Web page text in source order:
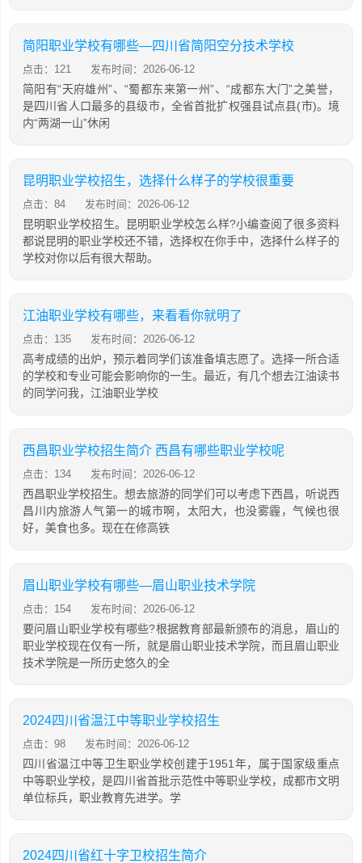
简阳职业学校有哪些—四川省简阳空分技术学校
点击：121 发布时间：2026-06-12
简阳有“天府雄州”、“蜀都东来第一州”、“成都东大门”之美誉，
是四川省人口最多的县级市，全省首批扩权强县试点县(市)。境
内“两湖一山”休闲
昆明职业学校招生，选择什么样子的学校很重要
点击：84 发布时间：2026-06-12
昆明职业学校招生。昆明职业学校怎么样?小编查阅了很多资料
都说昆明的职业学校还不错，选择权在你手中，选择什么样子的
学校对你以后有很大帮助。
江油职业学校有哪些，来看看你就明了
点击：135 发布时间：2026-06-12
高考成绩的出炉，预示着同学们该准备填志愿了。选择一所合适
的学校和专业可能会影响你的一生。最近，有几个想去江油读书
的同学问我，江油职业学校
西昌职业学校招生简介 西昌有哪些职业学校呢
点击：134 发布时间：2026-06-12
西昌职业学校招生。想去旅游的同学们可以考虑下西昌，听说西
昌川内旅游人气第一的城市啊，太阳大，也没雾霾，气候也很
好，美食也多。现在在修高铁
眉山职业学校有哪些—眉山职业技术学院
点击：154 发布时间：2026-06-12
要问眉山职业学校有哪些?根据教育部最新颁布的消息，眉山的
职业学校现在仅有一所，就是眉山职业技术学院，而且眉山职业
技术学院是一所历史悠久的全
2024四川省温江中等职业学校招生
点击：98 发布时间：2026-06-12
四川省温江中等卫生职业学校创建于1951年，属于国家级重点
中等职业学校，是四川省首批示范性中等职业学校，成都市文明
单位标兵，职业教育先进学。学
2024四川省红十字卫校招生简介